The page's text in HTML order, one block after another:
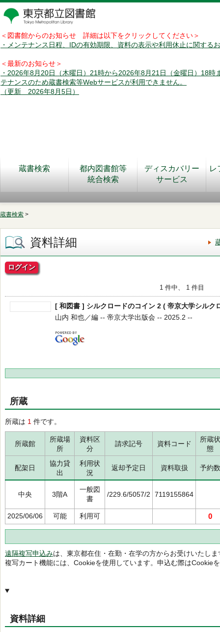
＜図書館からのお知らせ 詳細は以下をクリックしてください＞
・メンテナンス日程、IDの有効期限、資料の表示や利用休止に関する
＜最新のお知らせ＞
・2026年8月20日（木曜日）21時から2026年8月21日（金曜日）18時
テナンスのため蔵書検索等Webサービスが利用できません。
（更新 2026年8月5日）
蔵書検索
都内図書館等
統合検索
ディスカバリー
サービス
レ
蔵書検索 >
資料詳細
ログイン
1 件中、 1 件目
[ 和図書 ] シルクロードのコイン 2 ( 帝京大学シルク
山内 和也／編 -- 帝京大学出版会 -- 2025.2 --
所蔵
所蔵は 1 件です。
所蔵館
所蔵場
所
資料区
分
請求記号 資料コード
所蔵状
態
配架日
協力貸
出
利用状
況
返却予定日 資料取扱 予約数
中央 3階A
一般図
書
/229.6/5057/2 7119155864
2025/06/06 可能 利用可 0
遠隔複写申込みは、東京都在住・在勤・在学の方からお受けいたしま
複写カート機能には、Cookieを使用しています。申込む際はCookie
資料詳細